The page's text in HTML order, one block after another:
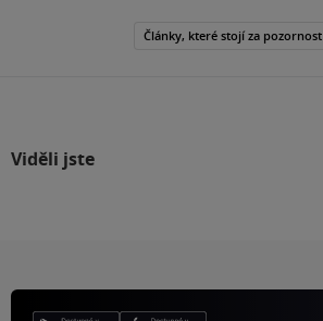
Články, které stojí za pozornost
Viděli jste